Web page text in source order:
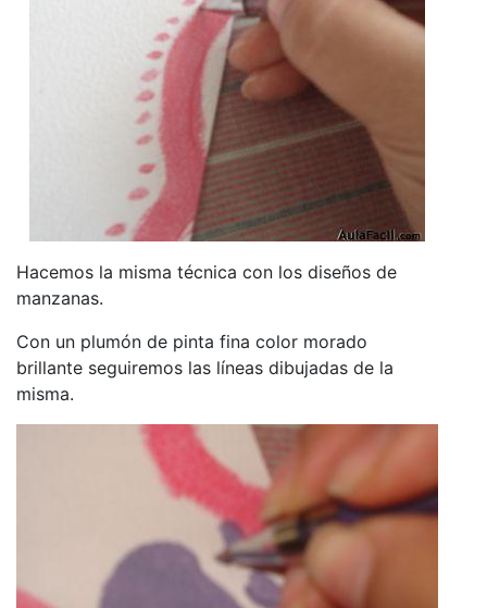
Hacemos la misma técnica con los diseños de
manzanas.
Con un plumón de pinta fina color morado
brillante seguiremos las líneas dibujadas de la
misma.